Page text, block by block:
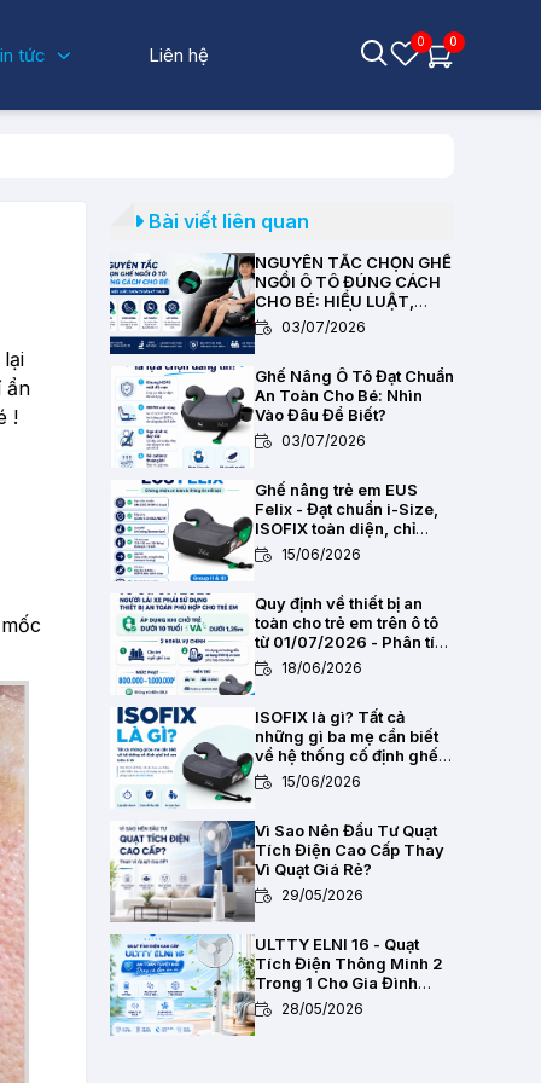
tức Liên hệ
0 0
ẩn
!
Bài viết liên quan
NGUYÊN TẮC CHỌN GHẾ
NGỒI Ô TÔ ĐÚNG CÁCH
CHO BÉ: HIỂU LUẬT,
CHỌN CHUẨN KỸ THUẬT
03/07/2026
Ghế Nâng Ô Tô Đạt Chuẩn
An Toàn Cho Bé: Nhìn
Vào Đâu Để Biết?
03/07/2026
Ghế nâng trẻ em EUS
Felix - Đạt chuẩn i-Size,
ISOFIX toàn diện, chỉ
2,8kg15/06/2026
Quy định về thiết bị an
toàn cho trẻ em trên ô tô
từ 01/07/2026 - Phân tích
pháp lý toàn diện
18/06/2026
ISOFIX là gì? Tất cả
những gì ba mẹ cần biết
về hệ thống cố định ghế
trẻ em trên ô tô
15/06/2026
Vì Sao Nên Đầu Tư Quạt
Tích Điện Cao Cấp Thay
Vì Quạt Giá Rẻ?
29/05/2026
ULTTY ELNI 16 - Quạt
Tích Điện Thông Minh 2
Trong 1 Cho Gia Đình
Hiện Đại
28/05/2026